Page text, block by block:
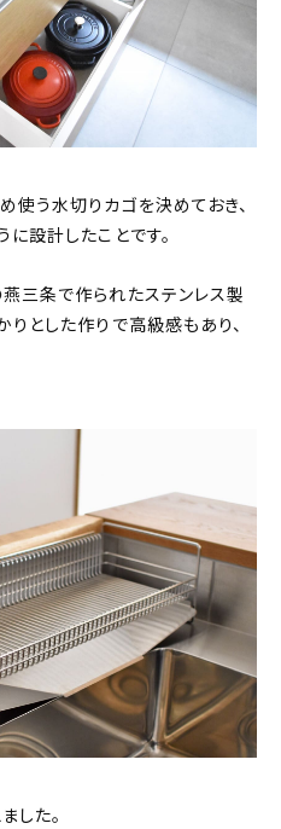
使う水切りカゴを決めておき、
設計したことです。
三条で作られたステンレス製
りとした作りで高級感もあり、
した。